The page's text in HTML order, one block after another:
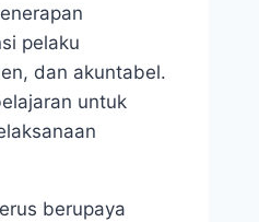
pelaku
dan akuntabel.
untuk
berupaya